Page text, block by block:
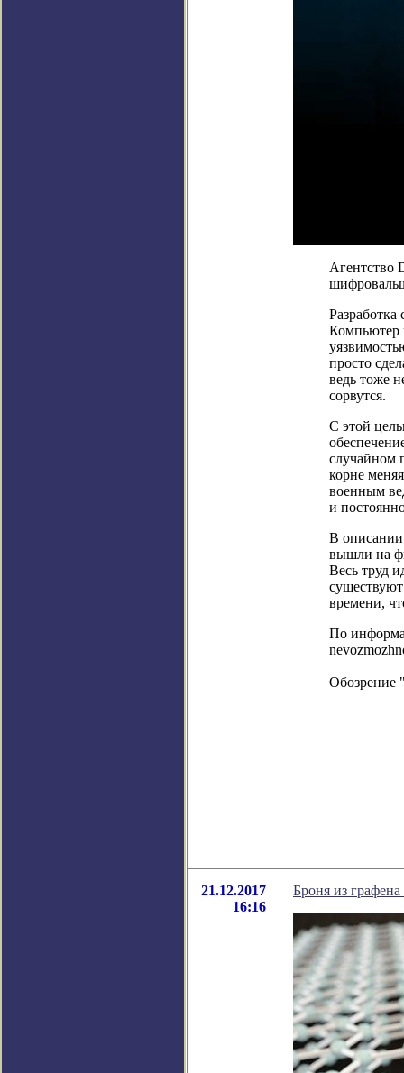
Агентство
Компьютер
просто
ведь тоже
сорвутся.
С этой
случайном
корне
военным
и
В описании
вышли на
Весь труд
времени,
По
Обозрение
21.12.2017
16:16
Броня из